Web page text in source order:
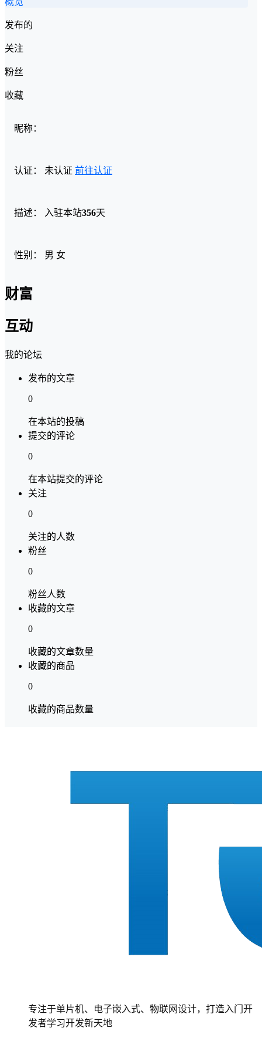
发布的
关注
粉丝
收藏
昵称：
认证： 未认证 前往认证
描述： 入驻本站356天
性别： 男 女
财富
互动
我的论坛
发布的文章
0
在本站的投稿
提交的评论
0
在本站提交的评论
关注
0
关注的人数
粉丝
0
粉丝人数
收藏的文章
0
收藏的文章数量
收藏的商品
0
收藏的商品数量
专注于单片机、电子嵌入式、物联网设计，打造入门开
发者学习开发新天地